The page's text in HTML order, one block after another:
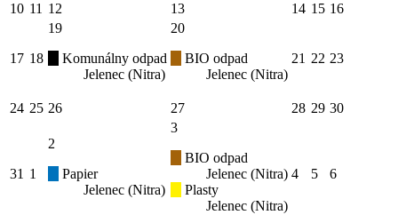
10 11 12 13 14 15 16
17 18
19
Komunálny odpad
Jelenec (Nitra)
20
BIO odpad
Jelenec (Nitra)
21 22 23
24 25 26 27 28 29 30
31 1
2
Papier
Jelenec (Nitra)
3
BIO odpad
Jelenec (Nitra)
Plasty
Jelenec (Nitra)
4 5 6